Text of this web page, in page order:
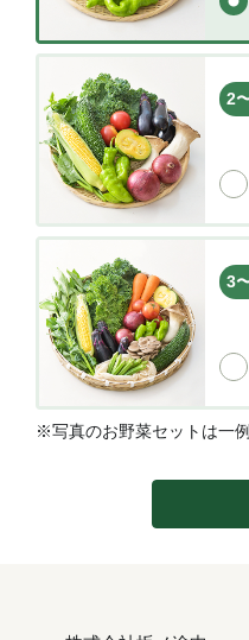
2
3
※写真のお野菜セットは一